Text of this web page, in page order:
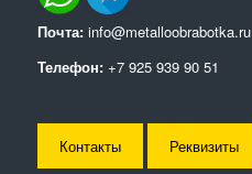
Почта: info@metalloobrabotka.ru
Телефон: +7 925 939 90 51
Контакты Реквизиты